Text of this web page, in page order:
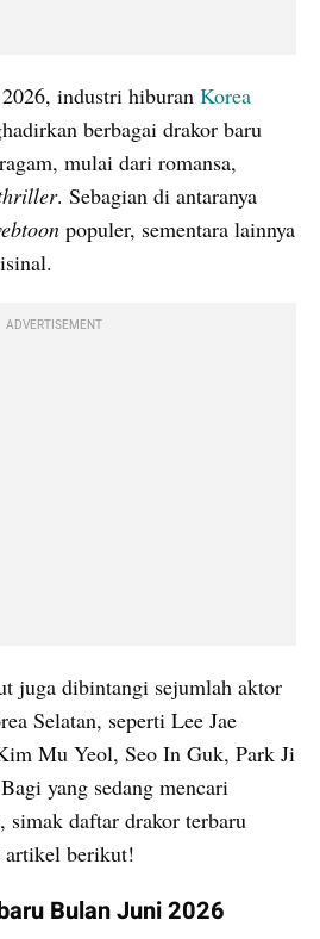
industri hiburan Korea
berbagai drakor baru
mulai dari romansa,
. Sebagian di antaranya
populer, sementara lainnya
ADVERTISEMENT
juga dibintangi sejumlah aktor
Selatan, seperti Lee Jae
Mu Yeol, Seo In Guk, Park Ji
yang sedang mencari
simak daftar drakor terbaru
artikel berikut!
Bulan Juni 2026